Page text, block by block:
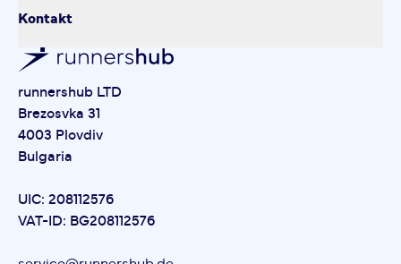
Kontakt
runnershub LTD
Brezosvka 31
4003 Plovdiv
Bulgaria
UIC: 208112576
VAT-ID: BG208112576